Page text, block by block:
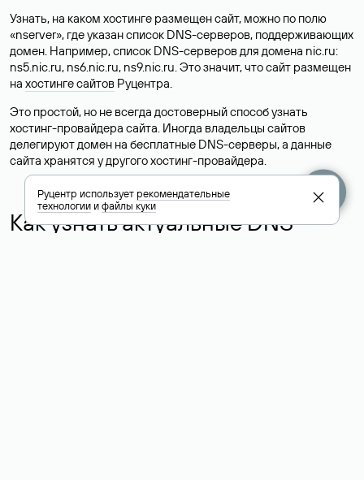
Узнать, на каком хостинге размещен сайт, можно по полю
«nserver», где указан список DNS-серверов, поддерживающих
домен. Например, список DNS-серверов для домена nic.ru:
ns5.nic.ru, ns6.nic.ru, ns9.nic.ru. Это значит, что сайт размещен
на хостинге сайтов Руцентра.
Это простой, но не всегда достоверный способ узнать
хостинг-провайдера сайта. Иногда владельцы сайтов
делегируют домен на бесплатные DNS-серверы, а данные
сайта хранятся у другого хостинг-провайдера.
Как узнать актуальные DNS
Руцентр используетрекомендательные
технологииифайлы куки